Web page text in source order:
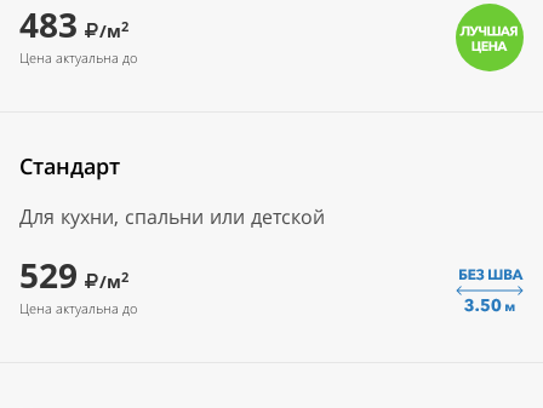
483 /м2
Цена актуальна до
Стандарт
Для кухни, спальни или детской
529 /м2
Цена актуальна до